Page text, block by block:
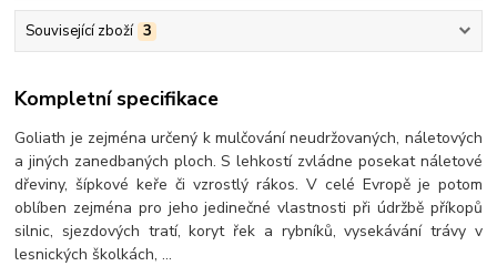
Související zboží 3
Kompletní specifikace
Goliath je zejména určený k mulčování neudržovaných, náletových
a jiných zanedbaných ploch. S lehkostí zvládne posekat náletové
dřeviny, šípkové keře či vzrostlý rákos. V celé Evropě je potom
oblíben zejména pro jeho jedinečné vlastnosti při údržbě příkopů
silnic, sjezdových tratí, koryt řek a rybníků, vysekávání trávy v
lesnických školkách, ...